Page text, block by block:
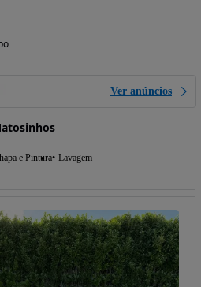
Ver anúncios
e Pintura Lavagem